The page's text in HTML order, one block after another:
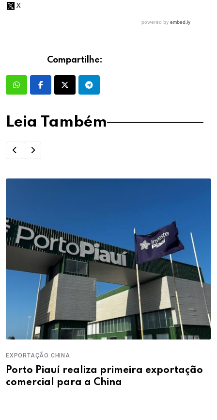
Compartilhe:
Leia Também
EXPORTAÇÃO CHINA
Porto Piauí realiza primeira exportação
comercial para a China